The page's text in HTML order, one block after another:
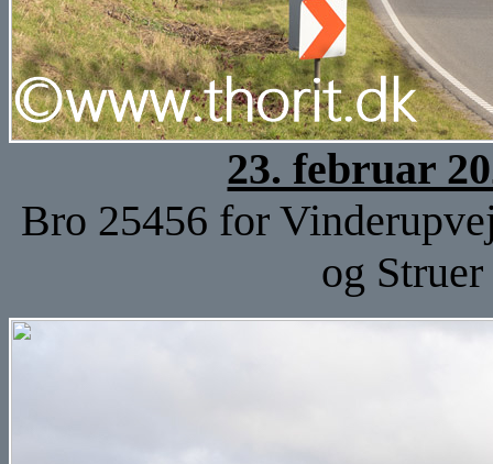
23. februar
Bro 25456 for
og